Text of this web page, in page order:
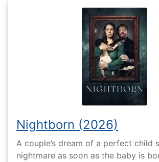
Nightborn (2026)
A couple’s dream of a perfect child
nightmare as soon as the baby is